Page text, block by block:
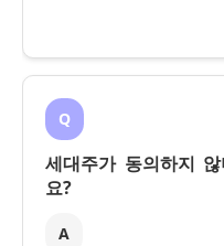
Q
세대주가 동의하지
요?
A